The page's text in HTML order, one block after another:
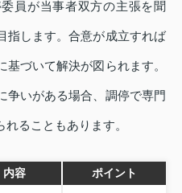
員が当事者双方の主張を聞
指します。合意が成立すれば
づいて解決が図られます。
争いがある場合、調停で専門
ることもあります。
内容 ポイント